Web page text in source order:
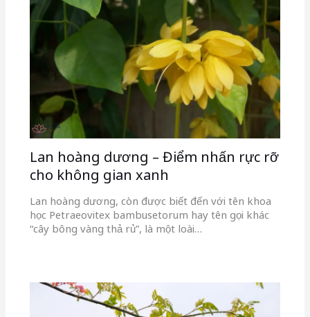
Lan hoàng dương – Điểm nhấn rực rỡ
cho không gian xanh
Lan hoàng dương, còn được biết đến với tên khoa
học Petraeovitex bambusetorum hay tên gọi khác
“cây bông vàng thả rủ”, là một loài…